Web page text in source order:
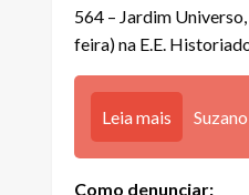
564 – Jardim
feira) na E.E.
Leia mais
Como denunciar: